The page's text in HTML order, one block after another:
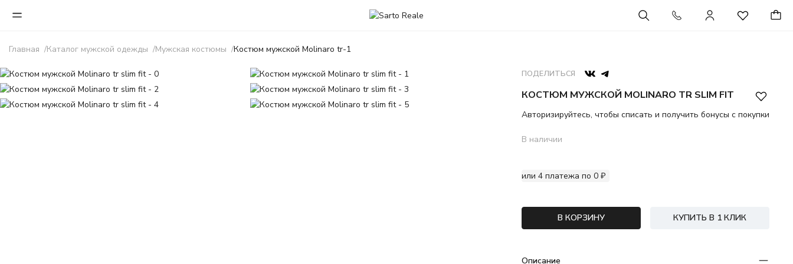
Главная Каталог мужской одежды Мужская костюмы Костюм мужской Molinaro tr-1
ПОДЕЛИТЬСЯ
КОСТЮМ МУЖСКОЙ MOLINARO TR SLIM FIT
Авторизируйтесь, чтобы списать и получить бонусы с покупки
В наличии
или 4 платежа по 0 ₽
В КОРЗИНУ КУПИТЬ В 1 КЛИК
Описание